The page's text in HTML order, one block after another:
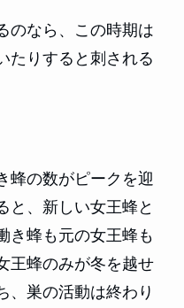
のなら、この時期は
たりすると刺される
蜂の数がピークを迎
と、新しい女王蜂と
き蜂も元の女王蜂も
王蜂のみが冬を越せ
、巣の活動は終わり